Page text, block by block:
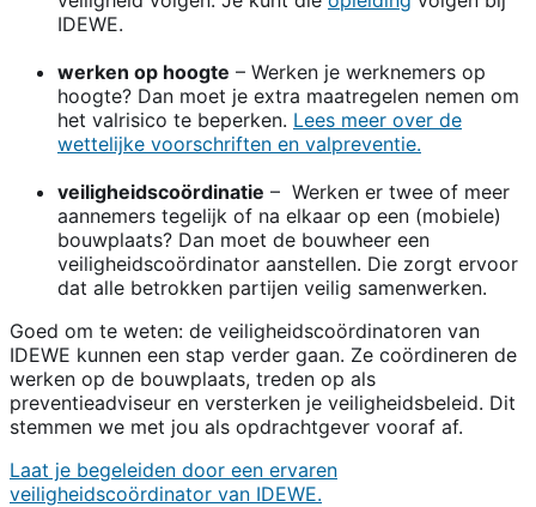
IDEWE.
werken op hoogte – Werken je werknemers op
hoogte? Dan moet je extra maatregelen nemen om
het valrisico te beperken. Lees meer over de
wettelijke voorschriften en valpreventie.
veiligheidscoördinatie – Werken er twee of meer
aannemers tegelijk of na elkaar op een (mobiele)
bouwplaats? Dan moet de bouwheer een
veiligheidscoördinator aanstellen. Die zorgt ervoor
dat alle betrokken partijen veilig samenwerken.
Goed om te weten: de veiligheidscoördinatoren van
IDEWE kunnen een stap verder gaan. Ze coördineren de
werken op de bouwplaats, treden op als
preventieadviseur en versterken je veiligheidsbeleid. Dit
stemmen we met jou als opdrachtgever vooraf af.
Laat je begeleiden door een ervaren
veiligheidscoördinator van IDEWE.